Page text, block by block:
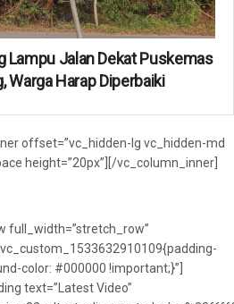
Lampu Jalan Dekat Puskemas
Warga Harap Diperbaiki
offset=”vc_hidden-lg vc_hidden-md
height=”20px”][/vc_column_inner]
full_width=”stretch_row”
color: #000000 !important;}”]
text=”Latest Video”